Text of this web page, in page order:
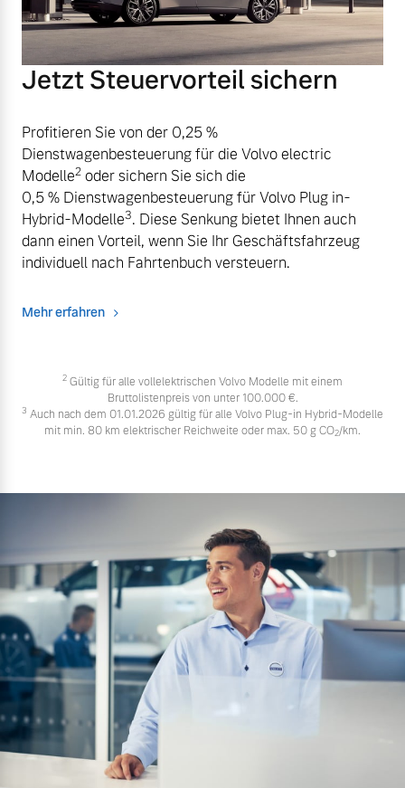
Jetzt Steuervorteil sichern
Profitieren Sie von der 0,25 %
Dienstwagenbesteuerung für die Volvo electric
Modelle2 oder sichern Sie sich die
0,5 % Dienstwagenbesteuerung für Volvo Plug in-
Hybrid-Modelle3. Diese Senkung bietet Ihnen auch
dann einen Vorteil, wenn Sie Ihr Geschäftsfahrzeug
individuell nach Fahrtenbuch versteuern.
Mehr erfahren
2 Gültig für alle vollelektrischen Volvo Modelle mit einem
Bruttolistenpreis von unter 100.000 €.
3 Auch nach dem 01.01.2026 gültig für alle Volvo Plug-in Hybrid-Modelle
mit min. 80 km elektrischer Reichweite oder max. 50 g CO2/km.